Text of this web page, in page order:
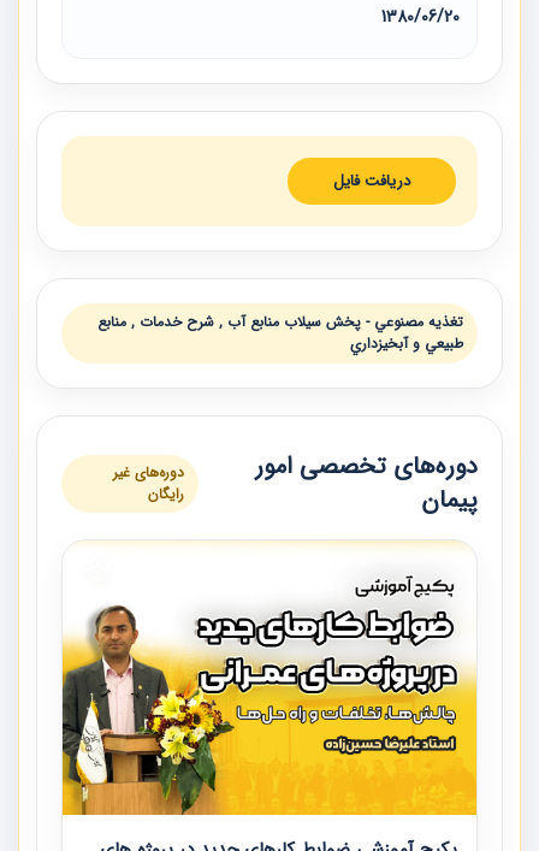
1380/06/20
دریافت فایل
تغذيه مصنوعي - پخش سيلاب منابع آب , شرح خدمات , منابع
طبيعي و آبخيزداري
دوره‌های تخصصی امور
پیمان
دوره‌های غیر
رایگان